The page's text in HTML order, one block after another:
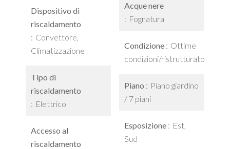
Dispositivo di
riscaldamento
Convettore,
Climatizzazione
Tipo di
riscaldamento
Elettrico
Accesso al
riscaldamento
Acque nere
Fognatura
Condizione
Ottime
condizioni/ristrutturato
Piano
Piano giardino
/ 7 piani
Esposizione
Est,
Sud